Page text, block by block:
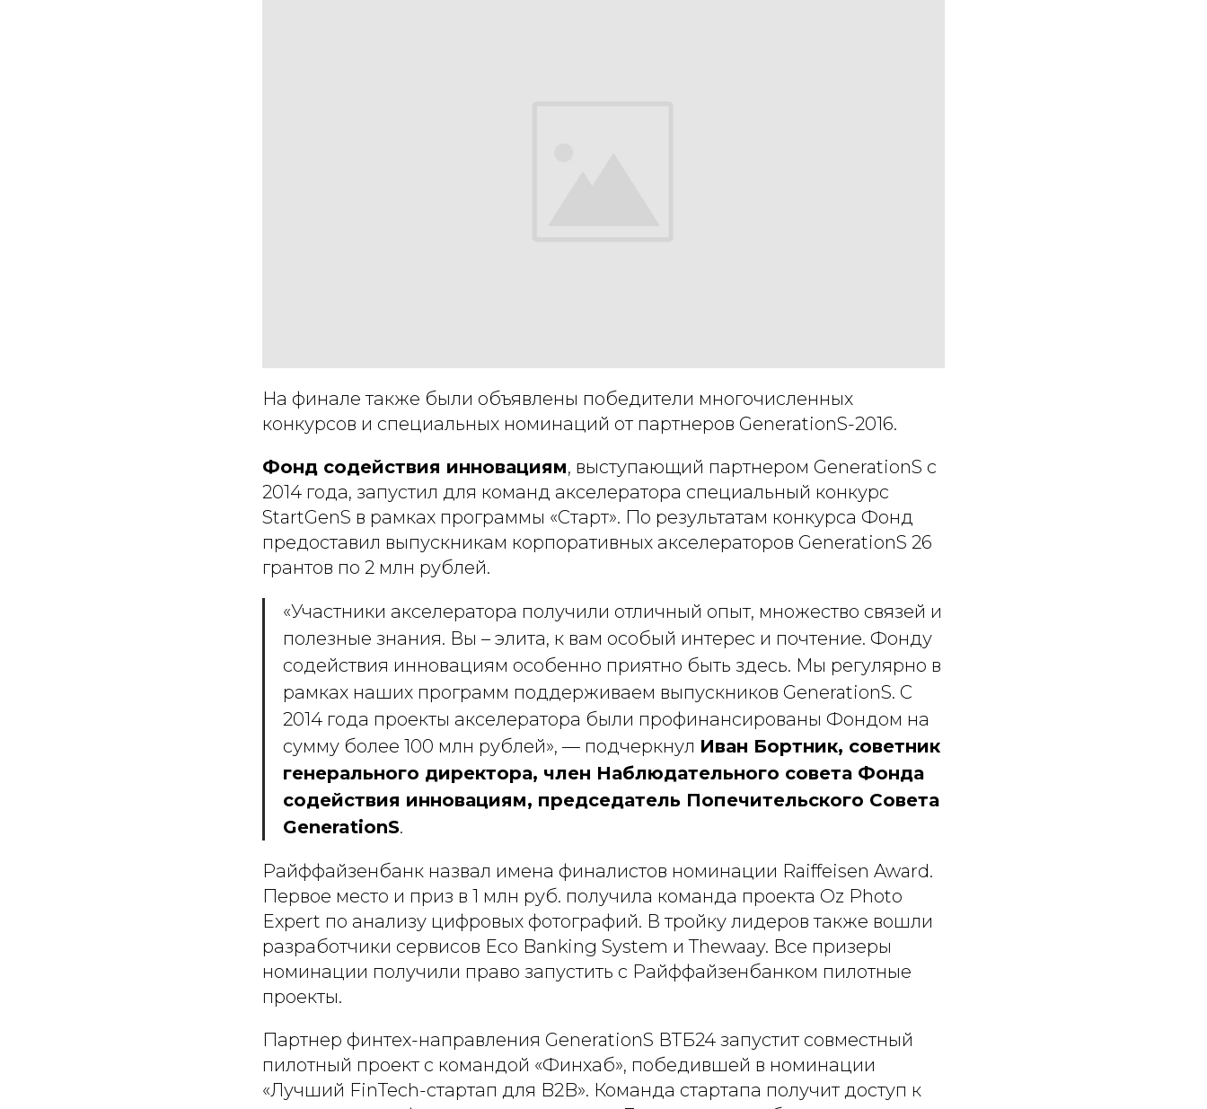
На финале также были объявлены победители многочисленных
конкурсов и специальных номинаций от партнеров GenerationS-2016.
Фонд содействия инновациям, выступающий партнером GenerationS с
2014 года, запустил для команд акселератора специальный конкурс
StartGenS в рамках программы «Старт». По результатам конкурса Фонд
предоставил выпускникам корпоративных акселераторов GenerationS 26
грантов по 2 млн рублей.
«Участники акселератора получили отличный опыт, множество связей и
полезные знания. Вы – элита, к вам особый интерес и почтение. Фонду
содействия инновациям особенно приятно быть здесь. Мы регулярно в
рамках наших программ поддерживаем выпускников GenerationS. С
2014 года проекты акселератора были профинансированы Фондом на
сумму более 100 млн рублей», — подчеркнул Иван Бортник, советник
генерального директора, член Наблюдательного совета Фонда
содействия инновациям, председатель Попечительского Совета
GenerationS.
Райффайзенбанк назвал имена финалистов номинации Raiffeisen Award.
Первое место и приз в 1 млн руб. получила команда проекта Oz Photo
Expert по анализу цифровых фотографий. В тройку лидеров также вошли
разработчики сервисов Eco Banking System и Thewaay. Все призеры
номинации получили право запустить с Райффайзенбанком пилотные
проекты.
Партнер финтех-направления GenerationS ВТБ24 запустит совместный
пилотный проект с командой «Финхаб», победившей в номинации
«Лучший FinTech-стартап для B2B». Команда стартапа получит доступ к